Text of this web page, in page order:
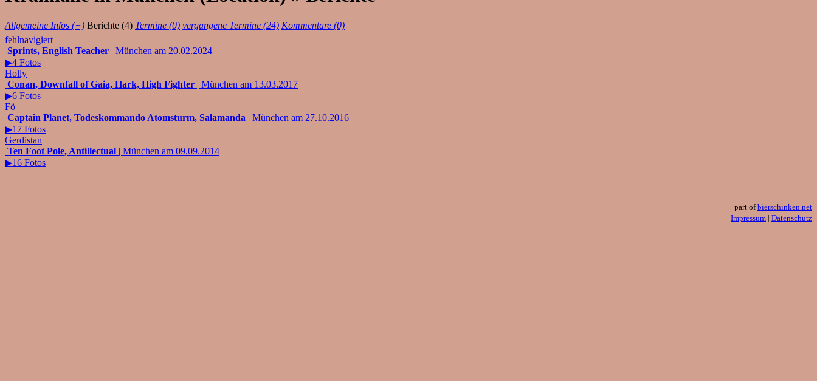
Allgemeine Infos (+) Berichte (4) Termine (0) vergangene Termine (24) Kommentare (0)
fehlnavigiert
Sprints, English Teacher | München am 20.02.2024
▶4 Fotos
Holly
Conan, Downfall of Gaia, Hark, High Fighter | München am 13.03.2017
▶6 Fotos
Fö
Captain Planet, Todeskommando Atomsturm, Salamanda | München am 27.10.2016
▶17 Fotos
Gerdistan
Ten Foot Pole, Antillectual | München am 09.09.2014
▶16 Fotos
part ofbierschinken.net
Impressum | Datenschutz